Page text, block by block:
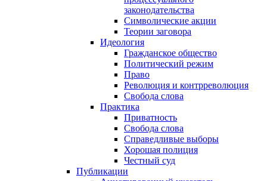
законодательства
Символические акции
Теории заговора
Идеология
Гражданское общество
Политический режим
Право
Революция и контрреволюция
Свобода слова
Практика
Приватность
Свобода слова
Справедливые выборы
Хорошая полиция
Честный суд
Публикации